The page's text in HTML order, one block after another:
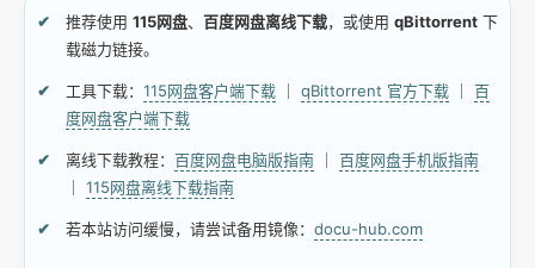
推荐使用 115网盘、 百度网盘离线下载，或使用 qBittorrent 下
载磁力链接。
工具下载： 115网盘客户端下载 qBittorrent 官方下载
百
度网盘客户端下载
离线下载教程： 百度网盘电脑版指南
百度网盘手机版指南
115网盘离线下载指南
若本站访问缓慢，请尝试备用镜像： docu-hub.com